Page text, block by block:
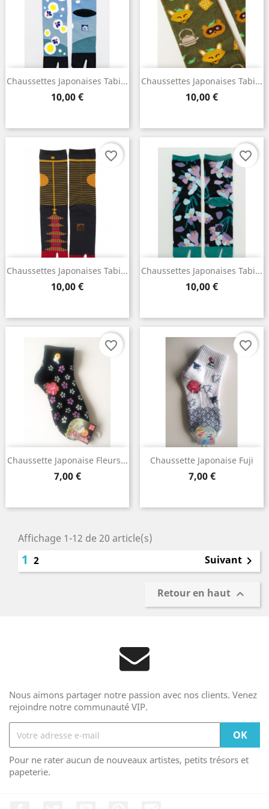
Chaussettes Japonaises Tabi...
Prix
10,00 €
Chaussettes Japonaises Tabi...
Prix
10,00 €
Chaussettes Japonaises Tabi...
Prix
10,00 €
favorite_border
Chaussettes Japonaises Tabi...
Prix
10,00 €
favorite_border
Chaussette Japonaise Fleurs...
Prix
7,00 €
favorite_border
Chaussette Japonaise Fuji
Prix
7,00 €
favorite_border
Affichage 1-12 de 20 article(s)
1 2 Suivant 
Retour en haut 
Nous aimons partager notre passion avec nos clients. Venez
rejoindre notre communauté VIP.
Pour ne rater aucun de nouveaux artistes, petits trésors et
papeterie.
Create wishlist ×
Wishlist name